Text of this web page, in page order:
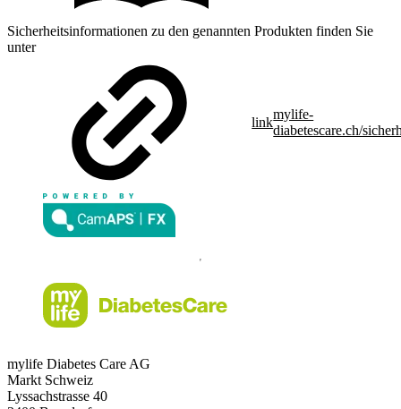
Sicherheitsinformationen zu den genannten Produkten finden Sie
unter
link
mylife-
diabetescare.ch/
mylife Diabetes Care AG
Markt Schweiz
Lyssachstrasse 40